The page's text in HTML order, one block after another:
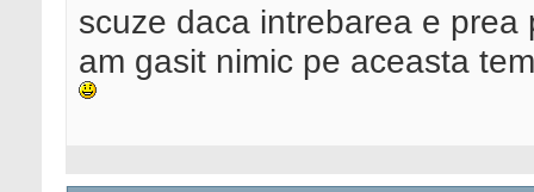
scuze daca intrebarea e
am gasit nimic pe aceasta